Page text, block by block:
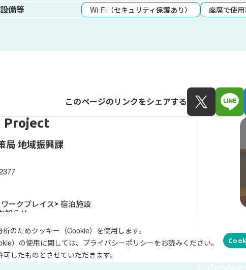
備等
Wi-Fi（セキュリティ保護あり） 座席で使
このページのリンクをシェアする
Project
局 地域振興課
ワークプレイス
宿泊施設
知らせ
© 2024
のためクッキー（Cookie）を使用します。
）の使用に関しては、プライバシーポリシーをお読みください。
したものとさせていただきます。